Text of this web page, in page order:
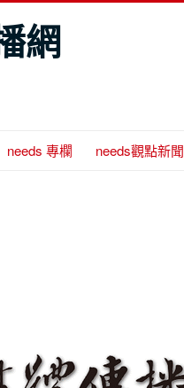
網
needs 專欄 needs觀點新聞